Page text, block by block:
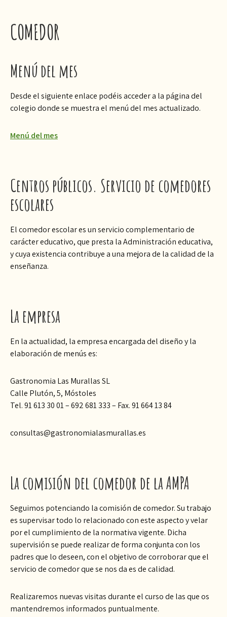
COMEDOR
Menú del mes
Desde el siguiente enlace podéis acceder a la página del
colegio donde se muestra el menú del mes actualizado.
Menú del mes
Centros públicos. Servicio de comedores
escolares
El comedor escolar es un servicio complementario de
carácter educativo, que presta la Administración educativa,
y cuya existencia contribuye a una mejora de la calidad de la
enseñanza.
La empresa
En la actualidad, la empresa encargada del diseño y la
elaboración de menús es:
Gastronomia Las Murallas SL
Calle Plutón, 5, Móstoles
Tel. 91 613 30 01 – 692 681 333 – Fax. 91 664 13 84
consultas@gastronomialasmurallas.es
La comisión del comedor de la AMPA
Seguimos potenciando la comisión de comedor. Su trabajo
es supervisar todo lo relacionado con este aspecto y velar
por el cumplimiento de la normativa vigente. Dicha
supervisión se puede realizar de forma conjunta con los
padres que lo deseen, con el objetivo de corroborar que el
servicio de comedor que se nos da es de calidad.
Realizaremos nuevas visitas durante el curso de las que os
mantendremos informados puntualmente.